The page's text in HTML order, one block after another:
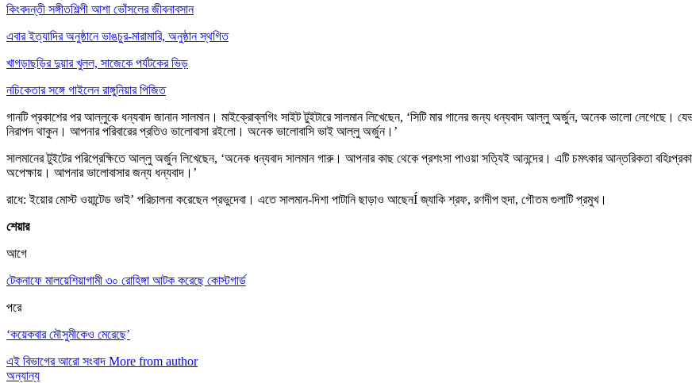
কিংবদন্তী সঙ্গীতশিল্পী আশা ভোঁসলের জীবনাবসান
এবার ইত্যাদির অনুষ্ঠানে ভাঙচুর-মারামারি, অনুষ্ঠান স্থগিত
খাগড়াছড়ির দুয়ার খুলল, সাজেকে পর্যটকের ভিড়
নচিকেতার সঙ্গে গাইলেন রাঙ্গুনিয়ার পিজিত
গানটি প্রকাশের পর আল্লুকে ধন্যবাদ জানান সালমান। মাইক্রোব্লগিং সাইট টুইটারে সালমান লিখেছেন, ‘সিটি মার গানের জন্য ধন্যবাদ আল্লু অর্জুন, অনেক ভালো লেগেছে।
নিরাপদ থাকুন। আপনার পরিবারের প্রতিও ভালোবাসা রইলো। অনেক ভালোবাসি ভাই আল্লু অর্জুন।’
সালমানের টুইটের পরিপ্রেক্ষিতে আল্লু অর্জুন লিখেছেন, ‘অনেক ধন্যবাদ সালমান গারু। আপনার কাছ থেকে প্রশংসা পাওয়া সত্যিই আনন্দের। এটি চমৎকার আন্তরিকতা
অপেক্ষায়। আপনার ভালোবাসার জন্য ধন্যবাদ।’
রাধে: ইয়োর মোস্ট ওয়ান্টেড ভাই’ পরিচালনা করেছেন প্রভুদেবা। এতে সালমান-দিশা পাটানি ছাড়াও আছেনÍ জ্যাকি শ্রফ, রণদীপ হুদা, গৌতম গুলাটি প্রমুখ।
শেয়ার
আগে
টেকনাফে মালয়েশিয়াগামী ৩০ রোহিঙ্গা আটক করেছে কোস্টগার্ড
পরে
‘কয়েকবার মৌসুমীকেও মেরেছে’
এই বিভাগের আরো সংবাদ More from author
অন্যান্য